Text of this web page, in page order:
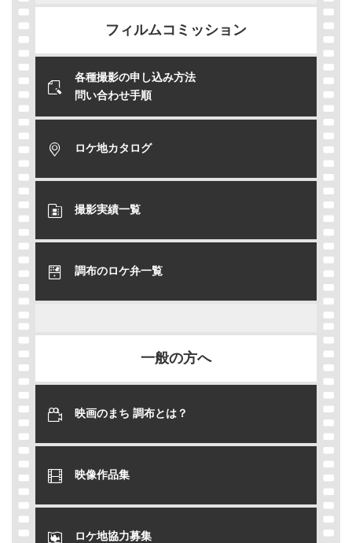
フィルムコミッション
各種撮影の申し込み方法
問い合わせ手順
ロケ地カタログ
撮影実績一覧
調布のロケ弁一覧
一般の方へ
映画のまち 調布とは？
映像作品集
ロケ地協力募集